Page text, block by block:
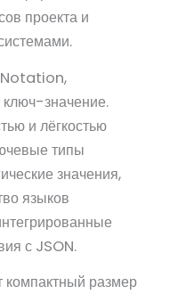
проекта и
значение.
и лёгкостью
типы
значения,
языков
с JSON.
размер